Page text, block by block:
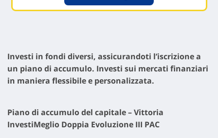
Investi in fondi diversi, assicurandoti l’iscrizione a
un piano di accumulo. Investi sui mercati finanziari
in maniera flessibile e personalizzata.
Piano di accumulo del capitale – Vittoria
InvestiMeglio Doppia Evoluzione III PAC